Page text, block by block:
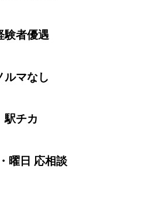
験者優遇
ルマなし
駅チカ
曜日 応相談